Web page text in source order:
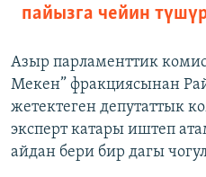
пайызга чейин
Азыр парламенттик
Мекен” фракциясынан
жетектеген депутаттык
эксперт катары иштеп
айдан бери бир дагы